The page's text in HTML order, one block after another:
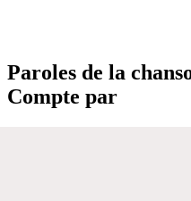
Paroles de la
Compte par